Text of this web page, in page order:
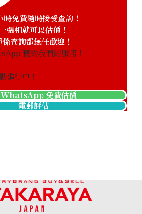
necklace
時免費隨時接受查詢！
張相就可以估價！
係查詢都無任歡迎！
預約我們的服務！
進行中！
免費估價
電郵評估